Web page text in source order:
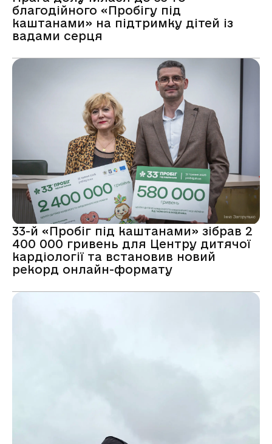
благодійного «Пробігу під
каштанами» на підтримку дітей із
вадами серця
33-й «Пробіг під каштанами» зібрав 2
400 000 гривень для Центру дитячої
кардіології та встановив новий
рекорд онлайн-формату